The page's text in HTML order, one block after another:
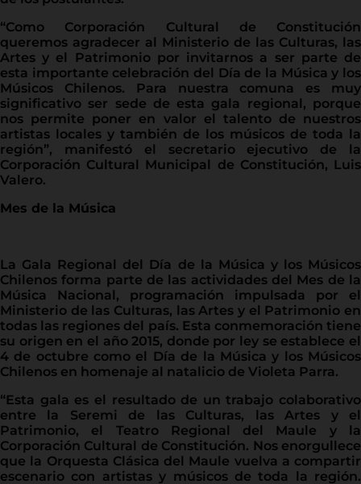
“Como Corporación Cultural de Constitución
queremos agradecer al Ministerio de las Culturas, las
Artes y el Patrimonio por invitarnos a ser parte de
esta importante celebración del Día de la Música y los
Músicos Chilenos. Para nuestra comuna es muy
significativo ser sede de esta gala regional, porque
nos permite poner en valor el talento de nuestros
artistas locales y también de los músicos de toda la
región”, manifestó el secretario ejecutivo de la
Corporación Cultural Municipal de Constitución, Luis
Valero.
Mes de la Música
La Gala Regional del Día de la Música y los Músicos
Chilenos forma parte de las actividades del Mes de la
Música Nacional, programación impulsada por el
Ministerio de las Culturas, las Artes y el Patrimonio en
todas las regiones del país. Esta conmemoración tiene
su origen en el año 2015, donde por ley se establece el
4 de octubre como el Día de la Música y los Músicos
Chilenos en homenaje al natalicio de Violeta Parra.
“Esta gala es el resultado de un trabajo colaborativo
entre la Seremi de las Culturas, las Artes y el
Patrimonio, el Teatro Regional del Maule y la
Corporación Cultural de Constitución. Nos enorgullece
que la Orquesta Clásica del Maule vuelva a compartir
escenario con artistas y músicos de toda la región.